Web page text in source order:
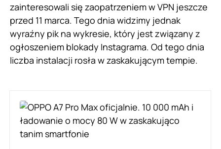
zainteresowali się zaopatrzeniem w VPN jeszcze
przed 11 marca. Tego dnia widzimy jednak
wyraźny pik na wykresie, który jest związany z
ogłoszeniem blokady Instagrama. Od tego dnia
liczba instalacji rosła w zaskakującym tempie.